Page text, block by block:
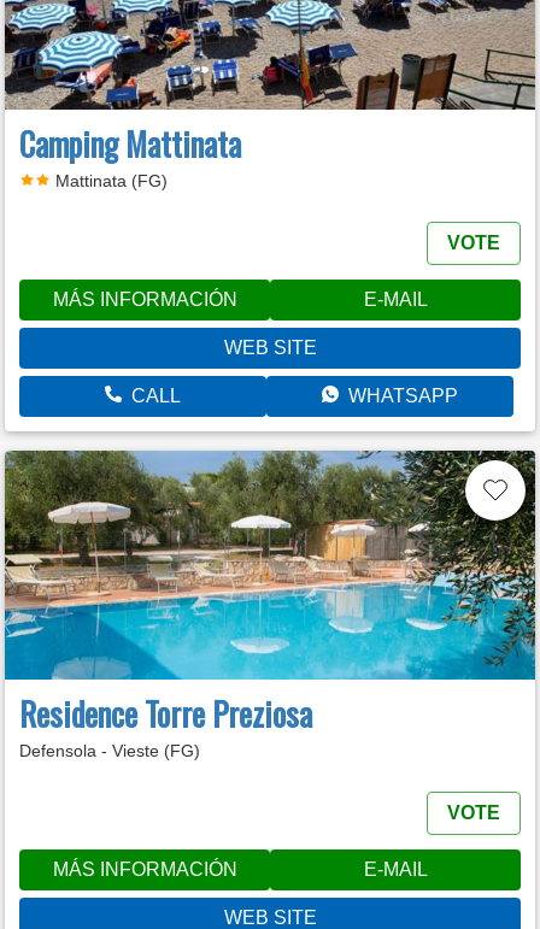
Camping Mattinata
Mattinata (FG)
VOTE
MÁS INFORMACIÓN E-MAIL
WEB SITE
CALL WHATSAPP
Residence Torre Preziosa
Defensola - Vieste (FG)
VOTE
MÁS INFORMACIÓN E-MAIL
WEB SITE